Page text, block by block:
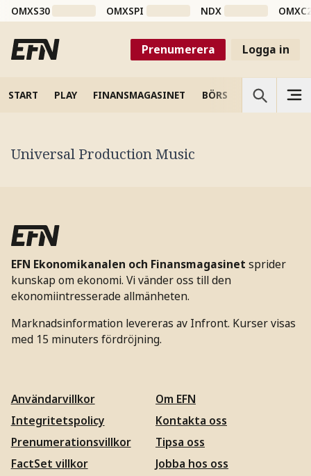
OMXS30 OMXSPI NDX
Prenumerera Logga in
START PLAY FINANSMAGASINET BÖRS VETENSKAP
Universal Production Music
EFN Ekonomikanalen och Finansmagasinet sprider
kunskap om ekonomi. Vi vänder oss till den
ekonomiintresserade allmänheten.
Marknadsinformation levereras av Infront. Kurser visas
med 15 minuters fördröjning.
Användarvillkor
Integritetspolicy
Prenumerationsvillkor
FactSet villkor
Om EFN
Kontakta oss
Tipsa oss
Jobba hos oss